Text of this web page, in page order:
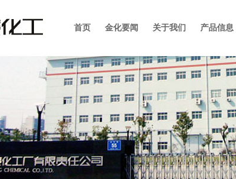
首页 金化要闻 关于我们 产品信息